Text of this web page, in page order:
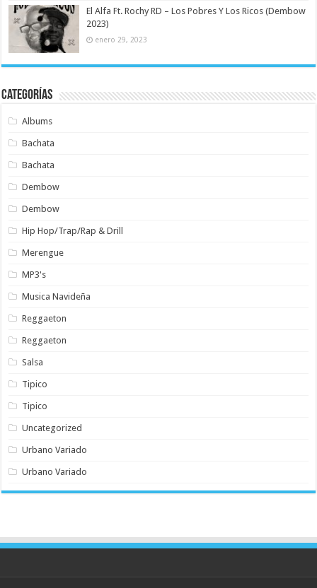
El Alfa Ft. Rochy RD – Los Pobres Y Los Ricos (Dembow
2023)
enero 29, 2023
Categorías
Albums
Bachata
Bachata
Dembow
Dembow
Hip Hop/Trap/Rap & Drill
Merengue
MP3's
Musica Navideña
Reggaeton
Reggaeton
Salsa
Tipico
Tipico
Uncategorized
Urbano Variado
Urbano Variado